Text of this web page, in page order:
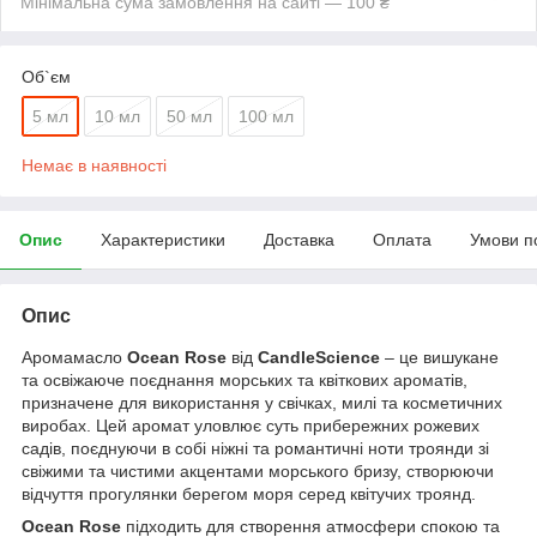
Об`єм
5 мл 10 мл 50 мл 100 мл
Немає в наявності
Опис Характеристики Доставка Оплата Умови
Опис
Аромамасло Ocean Rose від CandleScience – це вишукане
та освіжаюче поєднання морських та квіткових ароматів,
призначене для використання у свічках, милі та косметичних
виробах. Цей аромат уловлює суть прибережних рожевих
садів, поєднуючи в собі ніжні та романтичні ноти троянди зі
свіжими та чистими акцентами морського бризу, створюючи
відчуття прогулянки берегом моря серед квітучих троянд.
Ocean Rose підходить для створення атмосфери спокою та